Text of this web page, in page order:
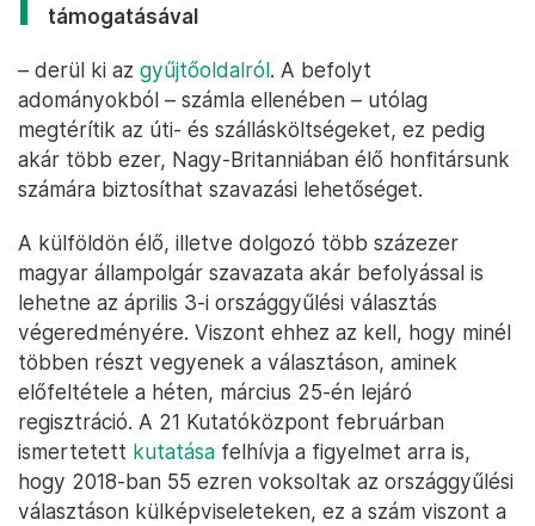
támogatásával
– derül ki az gyűjtőoldalról. A befolyt
adományokból – számla ellenében – utólag
megtérítik az úti- és szállásköltségeket, ez pedig
akár több ezer, Nagy-Britanniában élő honfitársunk
számára biztosíthat szavazási lehetőséget.
A külföldön élő, illetve dolgozó több százezer
magyar állampolgár szavazata akár befolyással is
lehetne az április 3-i országgyűlési választás
végeredményére. Viszont ehhez az kell, hogy minél
többen részt vegyenek a választáson, aminek
előfeltétele a héten, március 25-én lejáró
regisztráció. A 21 Kutatóközpont februárban
ismertetett kutatása felhívja a figyelmet arra is,
hogy 2018-ban 55 ezren voksoltak az országgyűlési
választáson külképviseleteken, ez a szám viszont a